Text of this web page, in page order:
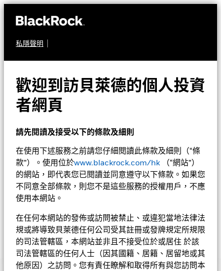
私隱聲明
歡迎到訪貝萊德的個人投資
者網頁
請先閱讀及接受以下的條款及細則
在使用下述服務之前請您仔細閱讀此條款及細則（“條
款”）。使用位於www.blackrock.com/hk （“網站”）
的網站，即代表您已閱讀並同意遵守以下條款。如果您
不同意全部條款，則您不是這些服務的授權用戶，不應
使用本網站。
在任何本網站的發佈或訪問被禁止、或違犯當地法律法
規或將導致貝萊德任何公司受其註冊或發牌規定所規限
的司法管轄區，本網站並非且不接受位於或居住 於該
司法管轄區的任何人士（因其國籍、居籍、居留地或其
他原因）之訪問。您有責任瞭解和取得所有與您訪問本
股票
貝萊德中國基金
淨值截至 2026年8月7日
美元 16.32
52週波幅 15.33 - 18.10
1天淨值變動截至 2026年8月7日
美元 0.07 (0.43%)